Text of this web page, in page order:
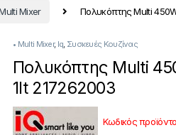
Mixer Πολυκόπτης Multi
• Multi Mixer, Iq Συσκευές Κουζίνας
Πολυκόπτης Multi
1lt 217262003
Κωδικός